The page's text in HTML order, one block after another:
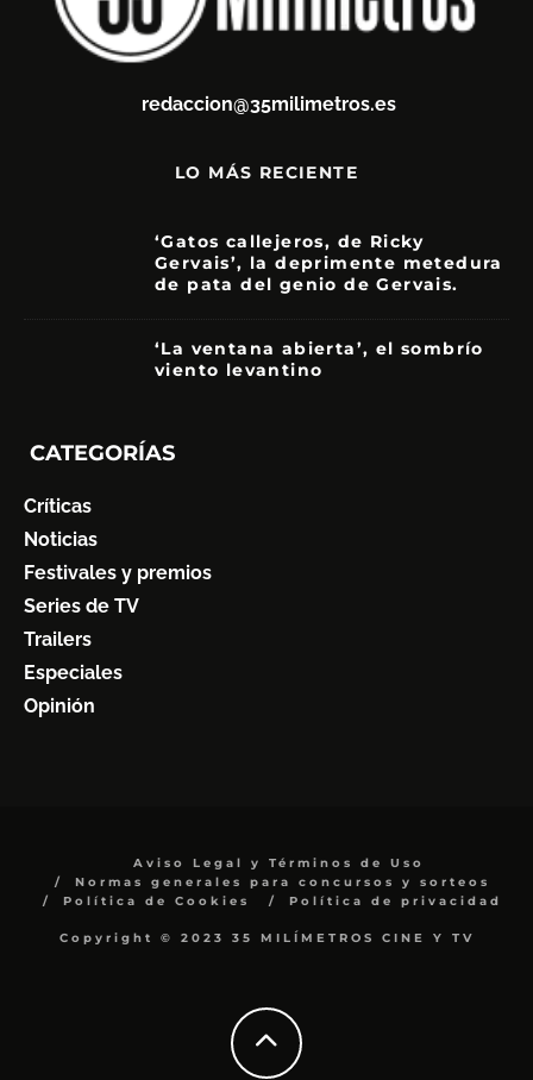
redaccion@35milimetros.es
LO MÁS RECIENTE
‘Gatos callejeros, de Ricky
Gervais’, la deprimente metedura
de pata del genio de Gervais.
‘La ventana abierta’, el sombrío
viento levantino
CATEGORÍAS
Críticas
Noticias
Festivales y premios
Series de TV
Trailers
Especiales
Opinión
Aviso Legal y Términos de Uso
Normas generales para concursos y sorteos
Política de Cookies
Política de privacidad
Copyright © 2023 35 MILÍMETROS CINE Y TV